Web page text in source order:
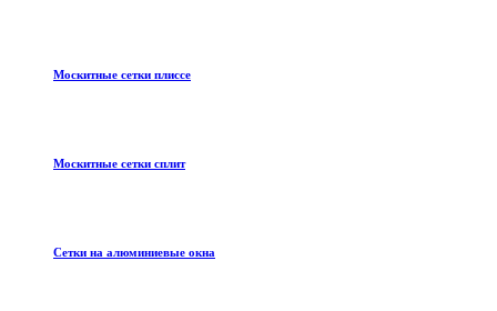
Москитные сетки плиссе
Москитные сетки сплит
Сетки на алюминиевые окна